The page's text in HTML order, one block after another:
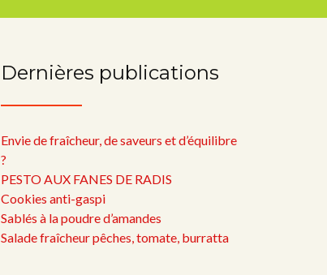
Dernières publications
Envie de fraîcheur, de saveurs et d’équilibre
?
PESTO AUX FANES DE RADIS
Cookies anti-gaspi
Sablés à la poudre d’amandes
Salade fraîcheur pêches, tomate, burratta